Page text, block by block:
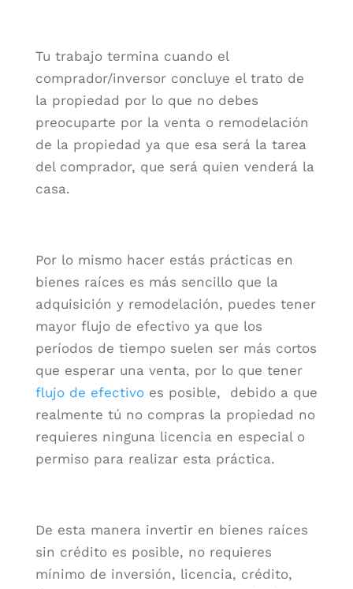
Tu trabajo termina cuando el
comprador/inversor concluye el trato de
la propiedad por lo que no debes
preocuparte por la venta o remodelación
de la propiedad ya que esa será la tarea
del comprador, que será quien venderá la
casa.
Por lo mismo hacer estás prácticas en
bienes raíces es más sencillo que la
adquisición y remodelación, puedes tener
mayor flujo de efectivo ya que los
períodos de tiempo suelen ser más cortos
que esperar una venta, por lo que tener
flujo de efectivoes posible, debido a que
realmente tú no compras la propiedad no
requieres ninguna licencia en especial o
permiso para realizar esta práctica.
De esta manera invertir en bienes raíces
sin crédito es posible, no requieres
mínimo de inversión, licencia, crédito,